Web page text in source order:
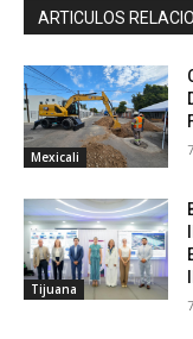
ARTICULOS
Mexicali
Tijuana